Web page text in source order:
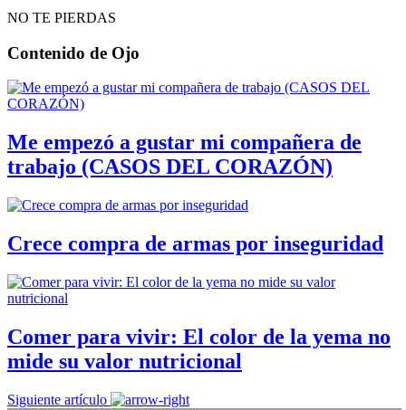
NO TE PIERDAS
Contenido de Ojo
Me empezó a gustar mi compañera de
trabajo (CASOS DEL CORAZÓN)
Crece compra de armas por inseguridad
Comer para vivir: El color de la yema no
mide su valor nutricional
Siguiente artículo